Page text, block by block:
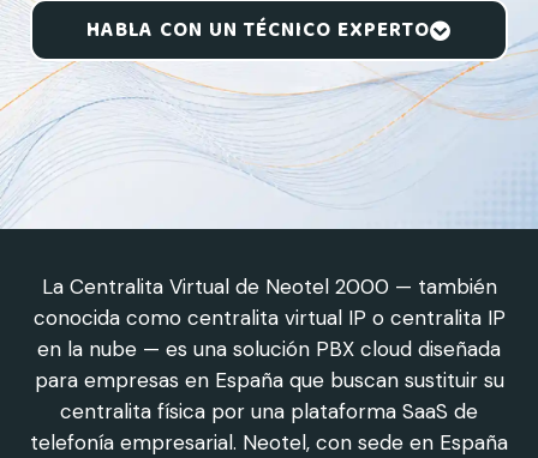
HABLA CON UN TÉCNICO EXPERTO
La Centralita Virtual de Neotel 2000 — también
conocida como centralita virtual IP o centralita IP
en la nube — es una solución PBX cloud diseñada
para empresas en España que buscan sustituir su
centralita física por una plataforma SaaS de
telefonía empresarial. Neotel, con sede en España